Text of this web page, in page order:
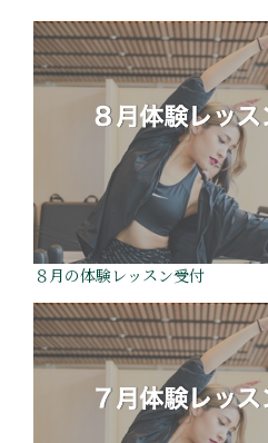
８月の体験レッスン受付